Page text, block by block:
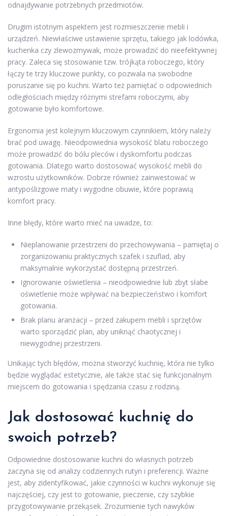
odnajdywanie potrzebnych przedmiotów.
Drugim istotnym aspektem jest rozmieszczenie mebli i
urządzeń. Niewłaściwe ustawienie sprzętu, takiego jak lodówka,
kuchenka czy zlewozmywak, może prowadzić do nieefektywnej
pracy. Zaleca się stosowanie tzw. trójkąta roboczego, który
łączy te trzy kluczowe punkty, co pozwala na swobodne
poruszanie się po kuchni. Warto też pamiętać o odpowiednich
odległościach między różnymi strefami roboczymi, aby
gotowanie było komfortowe.
Ergonomia jest kolejnym kluczowym czynnikiem, który należy
brać pod uwagę. Nieodpowiednia wysokość blatu roboczego
może prowadzić do bólu pleców i dyskomfortu podczas
gotowania. Dlatego warto dostosować wysokość mebli do
wzrostu użytkowników. Dobrze również zainwestować w
antypoślizgowe maty i wygodne obuwie, które poprawią
komfort pracy.
Inne błędy, które warto mieć na uwadze, to:
Nieplanowanie przestrzeni do przechowywania – pamiętaj o
zorganizowaniu praktycznych szafek i szuflad, aby
maksymalnie wykorzystać dostępną przestrzeń.
Ignorowanie oświetlenia – nieodpowiednie lub zbyt słabe
oświetlenie może wpływać na bezpieczeństwo i komfort
gotowania.
Brak planu aranżacji – przed zakupem mebli i sprzętów
warto sporządzić plan, aby uniknąć chaotycznej i
niewygodnej przestrzeni.
Unikając tych błędów, można stworzyć kuchnię, która nie tylko
będzie wyglądać estetycznie, ale także stać się funkcjonalnym
miejscem do gotowania i spędzania czasu z rodziną.
Jak dostosować kuchnię do
swoich potrzeb?
Odpowiednie dostosowanie kuchni do własnych potrzeb
zaczyna się od analizy codziennych rutyn i preferencji. Ważne
jest, aby zidentyfikować, jakie czynności w kuchni wykonuje się
najczęściej, czy jest to gotowanie, pieczenie, czy szybkie
przygotowywanie przekąsek. Zrozumienie tych nawyków